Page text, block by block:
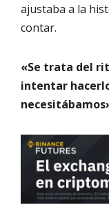
ajustaba a la
contar.
«Se trata del
intentar